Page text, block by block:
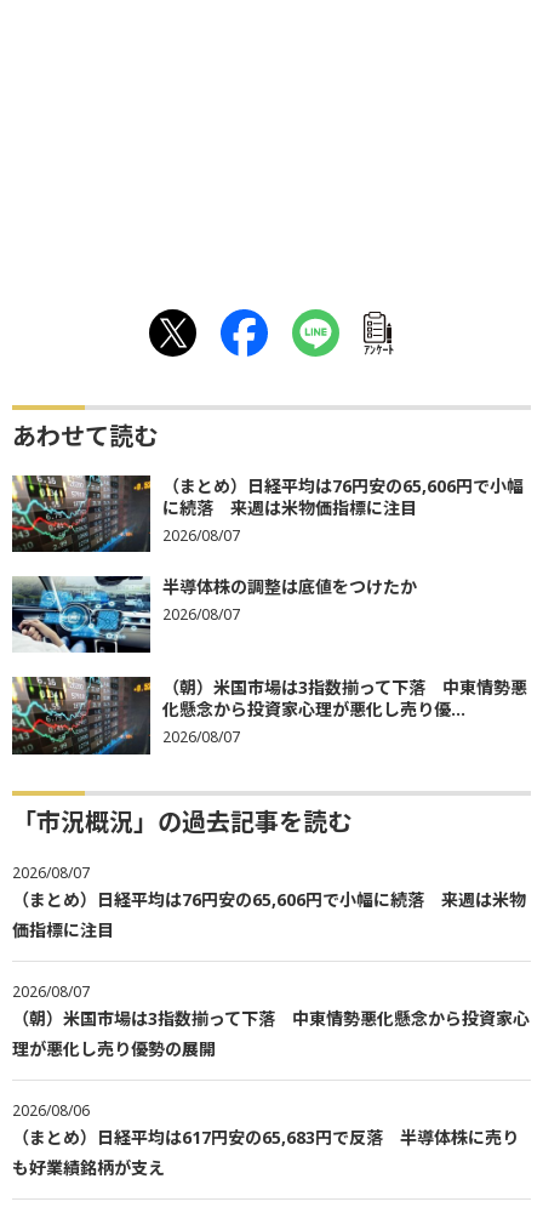
ｱﾝｹｰﾄ
あわせて読む
（まとめ）日経平均は76円安の65,606円で小幅
に続落 来週は米物価指標に注目
2026/08/07
半導体株の調整は底値をつけたか
2026/08/07
（朝）米国市場は3指数揃って下落 中東情勢悪
化懸念から投資家心理が悪化し売り優...
2026/08/07
「市況概況」の過去記事を読む
2026/08/07
（まとめ）日経平均は76円安の65,606円で小幅に続落 来週は米物
価指標に注目
2026/08/07
（朝）米国市場は3指数揃って下落 中東情勢悪化懸念から投資家心
理が悪化し売り優勢の展開
2026/08/06
（まとめ）日経平均は617円安の65,683円で反落 半導体株に売り
も好業績銘柄が支え